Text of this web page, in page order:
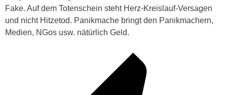
Fake. Auf dem Totenschein steht Herz-Kreislauf-Versagen
und nicht Hitzetod. Panikmache bringt den Panikmachern,
Medien, NGos usw. nätürlich Geld.